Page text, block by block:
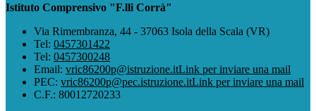
Istituto Comprensivo "F.lli Corrà"
Via Rimembranza, 44 - 37063 Isola della Scala (VR)
Tel: 0457301422
Tel: 0457300248
Email: vric86200p@istruzione.itLink per inviare una mail
PEC: vric86200p@pec.istruzione.itLink per inviare una mail
C.F.: 80012720233